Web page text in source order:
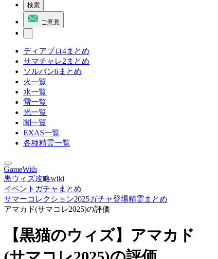
検索
ご意見
ディアブロ4まとめ
サマチャレ2まとめ
ソルバン6まとめ
火一覧
水一覧
雷一覧
光一覧
闇一覧
EXAS一覧
各種精霊一覧
GameWith
黒ウィズ攻略wiki
イベントガチャまとめ
サマーコレクション2025ガチャ登場精霊まとめ
アマカド(サマコレ2025)の評価
【黒猫のウィズ】アマカド